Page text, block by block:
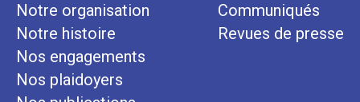
Notre organisation
Notre histoire
Nos engagements
Nos plaidoyers
Communiqués
Revues de presse